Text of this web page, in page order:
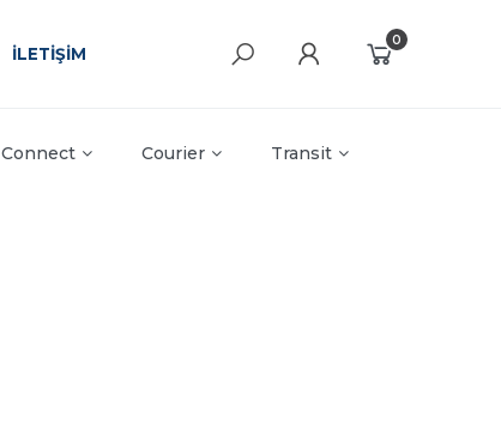
İLETİŞİM
0
Connect Courier Transit